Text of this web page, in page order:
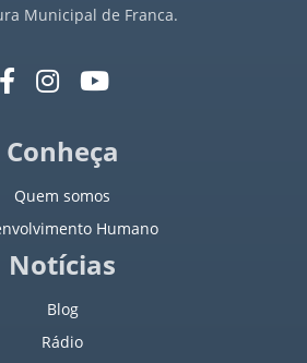
Municipal de Franca.
Conheça
Quem somos
Humano
Notícias
Blog
Rádio